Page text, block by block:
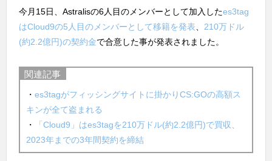
今月15日、Astralisの6人目のメンバーとして加入したes3tag
はCloud9の5人目のメンバーとして移籍を発表
210万ドル
(約2.2億円)の契約金で合意した事が発表されました。
関連記事
・ es3tagがフィッシングサイトに掛かりCS:GOの高額ス
キンが全て盗まれる
・
「Cloud9」はes3tagを210万ドル(約2.2億円)で買収、
2023年までの3年間契約を締結